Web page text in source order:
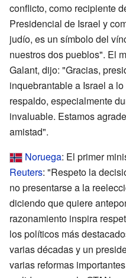
conflicto, como recipiente
Presidencial de Israel y
judío, es un símbolo del
nuestros dos pueblos". El
Galant, dijo: "Gracias,
inquebrantable a Israel a
respaldo, especialmente
invaluable. Estamos
amistad".
Noruega: El primer
Reuters: "Respeto la
no presentarse a la
diciendo que quiere
razonamiento inspira
los políticos más
varias décadas y un
varias reformas